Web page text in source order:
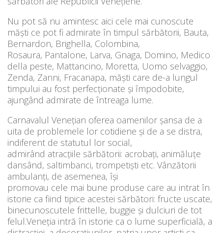
Nu pot să nu amintesc aici cele mai cunoscute
măști ce pot fi admirate în timpul sărbătorii, Bauta,
Bernardon, Brighella, Colombina,
Rosaura, Pantalone, Larva, Gnaga, Domino, Medico
della peste, Mattancino, Moretta, Uomo selvaggio,
Zenda, Zanni, Fracanapa, măști care de-a lungul
timpului au fost perfecționate și împodobite,
ajungând admirate de întreaga lume.
Carnavalul Venețian oferea oamenilor șansa de a
uita de problemele lor cotidiene și de a se distra,
indiferent de statutul lor social,
admirând atracțiile sărbătorii: acrobați, animăluțe
dansând, saltimbanci, trompetiști etc. Vânzătorii
ambulanți, de asemenea, își
promovau cele mai bune produse care au intrat în
istorie ca fiind tipice acestei sărbători: fructe uscate,
binecunoscutele frittelle, buggie și dulciuri de tot
felul.Veneția intră în istorie ca o lume superficială, a